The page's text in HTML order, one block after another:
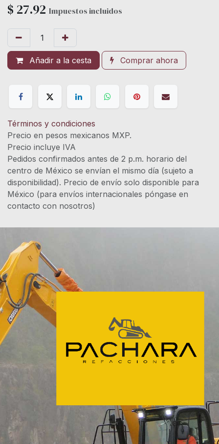
$ 27.92 Impuestos incluidos
Añadir a la cesta Comprar ahora
Términos y condiciones
Precio en pesos mexicanos MXP.
Precio incluye IVA
Pedidos confirmados antes de 2 p.m. horario del
centro de México se envían el mismo día (sujeto a
disponibilidad). Precio de envío solo disponible para
México (para envíos internacionales póngase en
contacto con nosotros)